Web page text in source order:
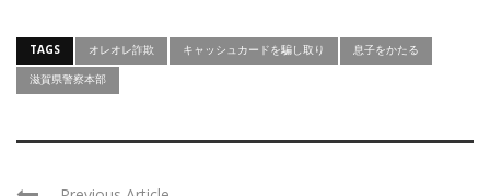
TAGS オレオレ詐欺 キャッシュカードを騙し取り
息子をかたる
滋賀県警察本部